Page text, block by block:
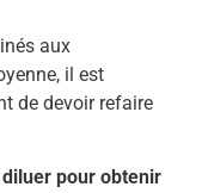
aux
il est
de devoir refaire
diluer pour obtenir